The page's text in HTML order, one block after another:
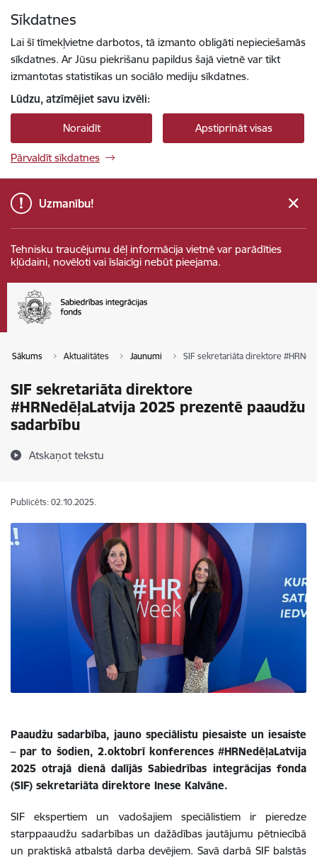
Sīkdatnes
Lai šī tīmekļvietne darbotos, tā izmanto obligāti nepieciešamās
sīkdatnes. Ar Jūsu piekrišanu papildus šajā vietnē var tikt
izmantotas statistikas un sociālo mediju sīkdatnes.
Lūdzu, atzīmējiet savu izvēli:
Noraidīt Apstiprināt visas
Pārvaldīt sīkdatnes
Uzmanību!
Tehnisku traucējumu dēļ informācija vietnē var parādīties
kļūdaini, novēloti vai īslaicīgi nebūt pieejama.
Sākums Aktualitātes Jaunumi SIF sekretariāta direktore
SIF sekretariāta direktore
#HRNedēļaLatvija 2025 prezentē paaudžu
sadarbību
Atskaņot tekstu
Publicēts: 02.10.2025.
Paaudžu sadarbība, jauno speciālistu piesaiste un iesaiste
– par to šodien, 2.oktobrī konferences #HRNedēļaLatvija
2025 otrajā dienā dalījās Sabiedrības integrācijas fonda
(SIF) sekretariāta direktore Inese Kalvāne.
SIF ekspertiem un vadošajiem speciālistiem ir pieredze
starppaaudžu sadarbības un dažādības jautājumu pētniecībā
un praktiskā atbalstā darba devējiem. Savā darbā SIF balstās